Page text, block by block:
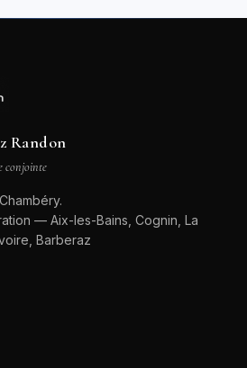
Randon
conjointe
— Aix-les-Bains, Cognin, La
Barberaz